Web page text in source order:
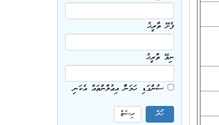
ފެށޭ ތާރީޚު
ނިމޭ ތާރީޚު
ސުންގަޑި ހަމަނުވާ އިޢުލާންތައް އެކަނި